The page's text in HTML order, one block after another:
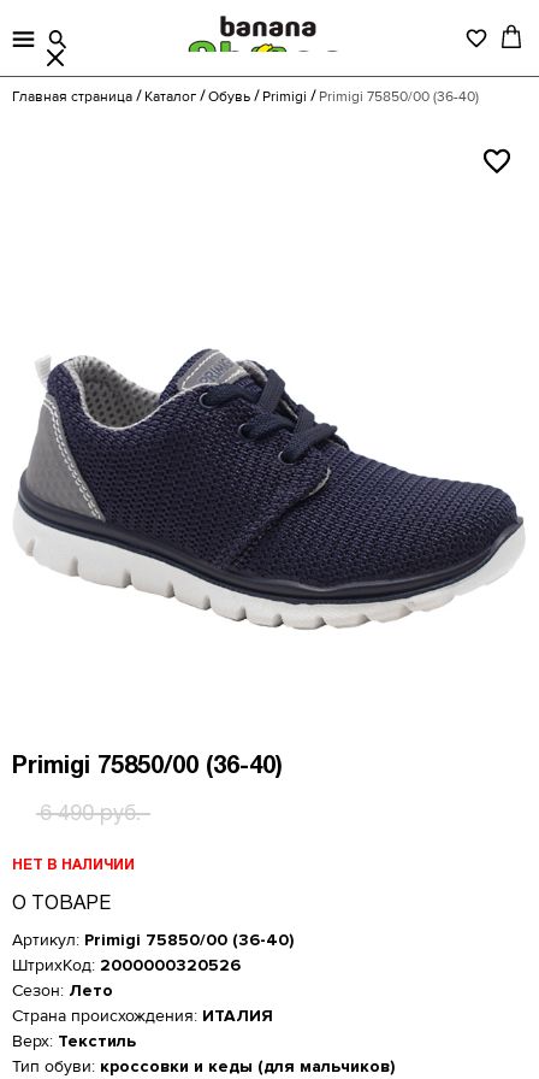
Главная страница Каталог Обувь Primigi Primigi 75850/00 (36-40)
Primigi 75850/00 (36-40)
6 490 руб.
НЕТ В НАЛИЧИИ
О ТОВАРЕ
Артикул: Primigi 75850/00 (36-40)
ШтрихКод: 2000000320526
Сезон: Лето
Страна происхождения: ИТАЛИЯ
Верх: Текстиль
Тип обуви: кроссовки и кеды (для мальчиков)